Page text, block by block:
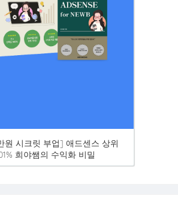
원 시크릿 부업] 애드센스 상위
희야쌤의 수익화 비밀